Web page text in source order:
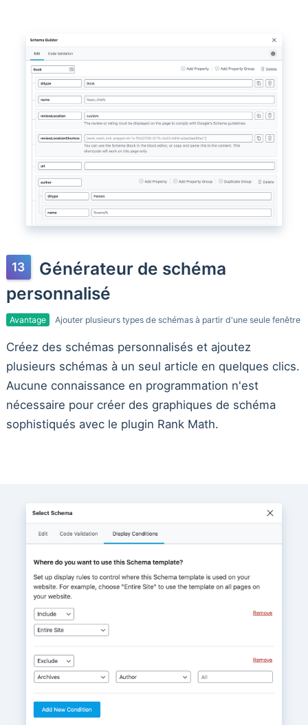
Générateur de schéma
personnalisé
Avantage Ajouter plusieurs types de schémas à partir d'une seule fenêtre
Créez des schémas personnalisés et ajoutez
plusieurs schémas à un seul article en quelques clics.
Aucune connaissance en programmation n'est
nécessaire pour créer des graphiques de schéma
sophistiqués avec le plugin Rank Math.